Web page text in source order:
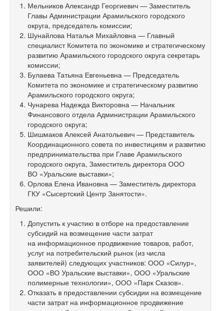
Мельников Александр Георгиевич — Заместитель
Главы Администрации Арамильского городского
округа, председатель комиссии;
Шунайлова Наталья Михайловна — Главный
специалист Комитета по экономике и стратегическому
развитию Арамильского городского округа секретарь
комиссии;
Булаева Татьяна Евгеньевна — Председатель
Комитета по экономике и стратегическому развитию
Арамильского городского округа;
Чунарева Надежда Викторовна — Начальник
Финансового отдела Администрации Арамильского
городского округа;
Шишмаков Алексей Анатольевич — Представитель
Координационного совета по инвестициям и развитию
предпринимательства при Главе Арамильского
городского округа, Заместитель директора ООО
ВО «Уральские выставки»;
Орлова Елена Ивановна — Заместитель директора
ГКУ «Сысертский Центр Занятости».
Решили:
Допустить к участию в отборе на предоставление
субсидий на возмещение части затрат
на информационное продвижение товаров, работ,
услуг на потребительский рынок (из числа
заявителей) следующих участников: ООО «Силур»,
ООО «ВО Уральские выставки», ООО «Уральские
полимерные технологии», ООО «Парк Сказов».
Отказать в предоставлении субсидии на возмещение
части затрат на информационное продвижение